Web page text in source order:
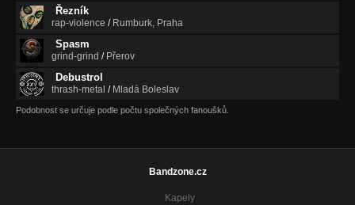
Řezník
rap-violence / Rumburk, Praha
Spasm
grind-grind / Přerov
Debustrol
thrash-metal / Mladá Boleslav
Podobnost se určuje podle počtu společných fanoušků.
Bandzone.cz
Kapely